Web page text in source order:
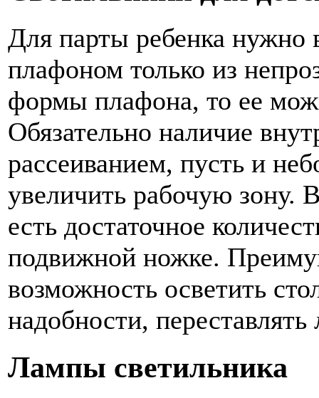
Для парты ребенка нужно
плафоном только из
формы плафона, то ее
Обязательно наличие
рассеиванием, пусть и
увеличить рабочую зону.
есть достаточное
подвижной ножке.
возможность осветить
надобности, переставлять
Лампы светильника